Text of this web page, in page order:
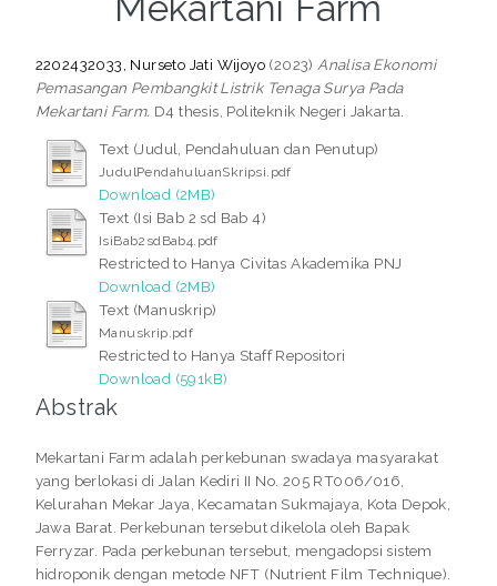
2202432033, Nurseto Jati Wijoyo (2023) Analisa Ekonomi
Pemasangan Pembangkit Listrik Tenaga Surya Pada
Mekartani Farm. D4 thesis, Politeknik Negeri Jakarta.
Text (Judul, Pendahuluan dan Penutup)
JudulPendahuluanSkripsi.pdf
Download (2MB)
Text (Isi Bab 2 sd Bab 4)
IsiBab2sdBab4.pdf
Restricted to Hanya Civitas Akademika PNJ
Download (2MB)
Text (Manuskrip)
Manuskrip.pdf
Restricted to Hanya Staff Repositori
Download (591kB)
Abstrak
Mekartani Farm adalah perkebunan swadaya masyarakat
yang berlokasi di Jalan Kediri II No. 205 RT006/016,
Kelurahan Mekar Jaya, Kecamatan Sukmajaya, Kota Depok,
Jawa Barat. Perkebunan tersebut dikelola oleh Bapak
Ferryzar. Pada perkebunan tersebut, mengadopsi sistem
hidroponik dengan metode NFT (Nutrient Film Technique).